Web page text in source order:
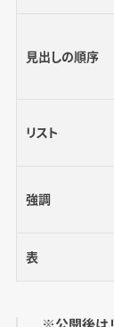
見出しの順序
リスト
強調
表